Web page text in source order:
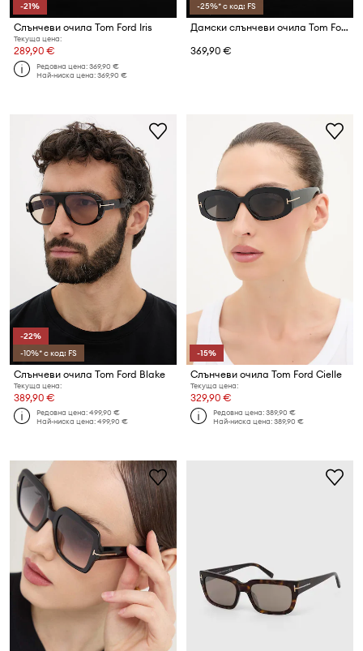
-21%
Слънчеви очила Tom Ford Iris
Текуща цена:
289,90 €
Редовна цена:369,90 €
Най-ниска цена:369,90 €
-25%* с код: FS
Дамски слънчеви очила Tom Ford
369,90 €
-22%
-10%* с код: FS
Слънчеви очила Tom Ford Blake
Текуща цена:
389,90 €
Редовна цена:499,90 €
Най-ниска цена:499,90 €
-15%
Слънчеви очила Tom Ford Cielle
Текуща цена:
329,90 €
Редовна цена:389,90 €
Най-ниска цена:389,90 €